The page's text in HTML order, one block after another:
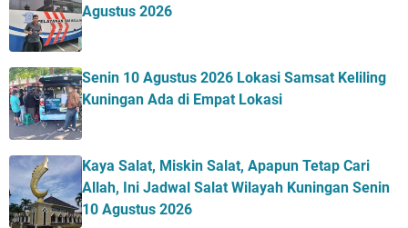
Agustus 2026
Senin 10 Agustus 2026 Lokasi Samsat Keliling
Kuningan Ada di Empat Lokasi
Kaya Salat, Miskin Salat, Apapun Tetap Cari
Allah, Ini Jadwal Salat Wilayah Kuningan Senin
10 Agustus 2026